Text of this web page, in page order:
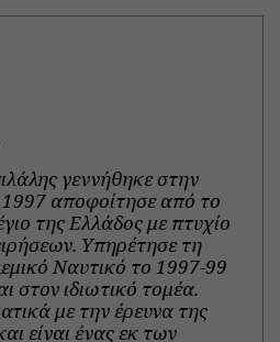
γεννήθηκε στην
αποφοίτησε από το
της Ελλάδος με πτυχίο
Υπηρέτησε τη
Ναυτικό το 1997-99
στον ιδιωτικό τομέα.
με την έρευνα της
είναι ένας εκ των